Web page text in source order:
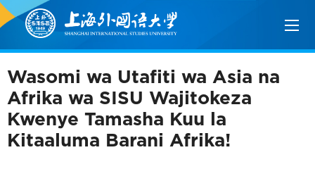
Wasomi wa Utafiti wa Asia na
Afrika wa SISU Wajitokeza
Kwenye Tamasha Kuu la
Kitaaluma Barani Afrika!